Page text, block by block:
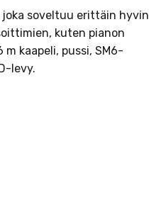
joka soveltuu erittäin hyvin
kuten pianon
kaapeli, pussi, SM6-
levy.